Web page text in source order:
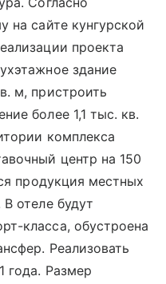
на сайте кунгурской
проекта
здание
м, пристроить
более 1,1 тыс. кв.
комплекса
центр на 150
продукция местных
отеле будут
класса, обустроена
Реализовать
года. Размер